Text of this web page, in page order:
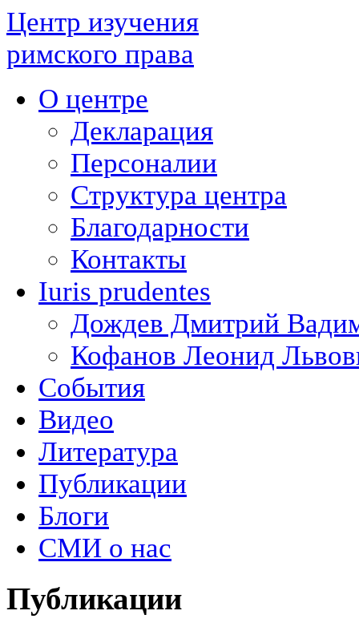
Центр изучения
римского права
О центре
Декларация
Персоналии
Структура центра
Благодарности
Контакты
Iuris prudentes
Дождев Дмитрий
Кофанов Леонид
События
Видео
Литература
Публикации
Блоги
СМИ о нас
Публикации